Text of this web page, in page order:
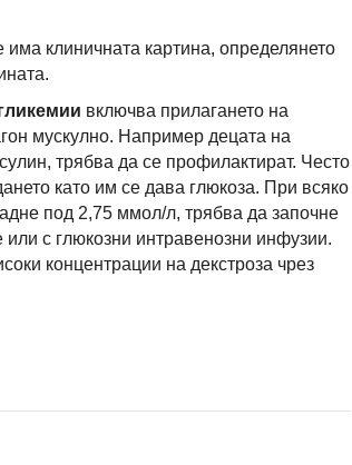
има клиничната картина, определянето
включва прилагането на
мускулно. Например децата на
трябва да се профилактират. Често
като им се дава глюкоза. При всяко
под 2,75 ммол/л, трябва да започне
с глюкозни интравенозни инфузии.
концентрации на декстроза чрез